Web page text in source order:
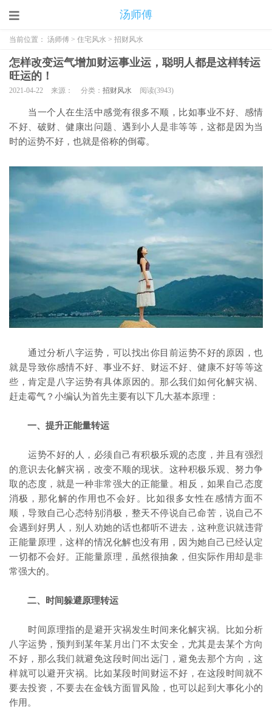
汤师傅
当前位置： 汤师傅 > 住宅风水 > 招财风水
怎样改变运气增加财运事业运，聪明人都是这样转运
旺运的！
2021-04-22 来源： 分类： 招财风水 阅读(3943)
当一个人在生活中感觉有很多不顺，比如事业不好、感情
不好、破财、健康出问题、遇到小人是非等等，这都是因为当
时的运势不好，也就是俗称的倒霉。
通过分析八字运势，可以找出你目前运势不好的原因，也
就是导致你感情不好、事业不好、财运不好、健康不好等等这
些，肯定是八字运势有具体原因的。那么我们如何化解灾祸、
赶走霉气？小编认为首先主要有以下几大基本原理：
一、提升正能量转运
运势不好的人，必须自己有积极乐观的态度，并且有强烈
的意识去化解灾祸，改变不顺的现状。这种积极乐观、努力争
取的态度，就是一种非常强大的正能量。相反，如果自己态度
消极，那化解的作用也不会好。比如很多女性在感情方面不
顺，导致自己心态特别消极，整天不停说自己命苦，说自己不
会遇到好男人，别人劝她的话也都听不进去，这种意识就违背
正能量原理，这样的情况化解也没有用，因为她自己已经认定
一切都不会好。正能量原理，虽然很抽象，但实际作用却是非
常强大的。
二、时间躲避原理转运
时间原理指的是避开灾祸发生时间来化解灾祸。比如分析
八字运势，预判到某年某月出门不太安全，尤其是去某个方向
不好，那么我们就避免这段时间出远门，避免去那个方向，这
样就可以避开灾祸。比如某段时间财运不好，在这段时间就不
要去投资，不要去在金钱方面冒风险，也可以起到大事化小的
作用。